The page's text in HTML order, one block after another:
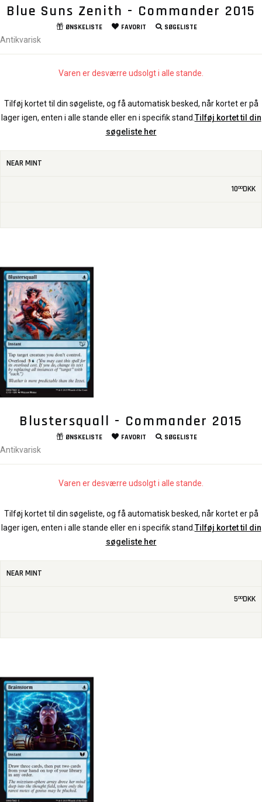
Blue Suns Zenith - Commander 2015
ØNSKELISTE FAVORIT SØGELISTE
Antikvarisk
Varen er desværre udsolgt i alle stande.
Tilføj kortet til din søgeliste, og få automatisk besked, når kortet er på
lager igen, enten i alle stande eller en i specifik stand. Tilføj kortet til din
søgeliste her
NEAR MINT
1000DKK
Blustersquall - Commander 2015
ØNSKELISTE FAVORIT SØGELISTE
Antikvarisk
Varen er desværre udsolgt i alle stande.
Tilføj kortet til din søgeliste, og få automatisk besked, når kortet er på
lager igen, enten i alle stande eller en i specifik stand.Tilføj kortet til din
søgeliste her
NEAR MINT
500DKK